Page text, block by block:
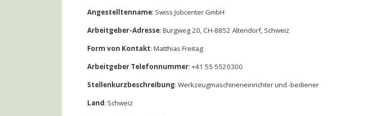
Angestelltenname: Swiss Jobcenter GmbH
Arbeitgeber-Adresse: Burgweg 20, CH-8852 Altendorf, Schweiz
Form von Kontakt: Matthias Freitag
Arbeitgeber Telefonnummer: +41 55 5520300
Stellenkurzbeschreibung: Werkzeugmaschineneinrichter und -bediener
Land: Schweiz